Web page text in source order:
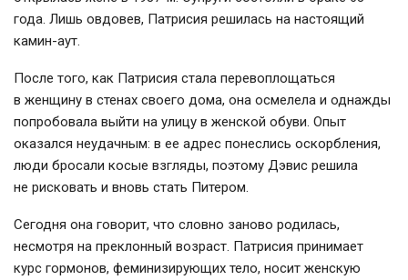
года. Лишь овдовев, Патрисия решилась на настоящий
камин-аут.
После того, как Патрисия стала перевоплощаться
в женщину в стенах своего дома, она осмелела и однажды
попробовала выйти на улицу в женской обуви. Опыт
оказался неудачным: в ее адрес понеслись оскорбления,
люди бросали косые взгляды, поэтому Дэвис решила
не рисковать и вновь стать Питером.
Сегодня она говорит, что словно заново родилась,
несмотря на преклонный возраст. Патрисия принимает
курс гормонов, феминизирующих тело, носит женскую